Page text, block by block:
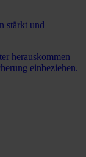
stärkt und
herauskommen
einbeziehen.